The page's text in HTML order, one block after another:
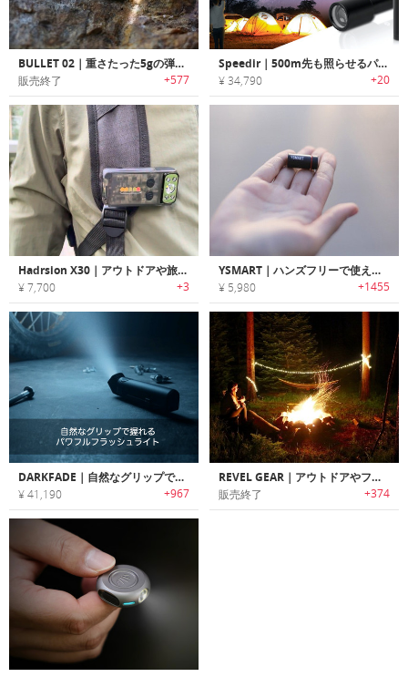
BULLET 02｜重さたった5gの弾丸デザインフラッシュライト「ブレット02」
販売終了 +577
Speedir｜500m先も照らせるパワフル・高輝度ホワイトレーザーフラッシュライト「スピーディアー」
¥ 34,790 +20
Hadrsion X30｜アウトドアや旅行の心強い味方になる、モバイルバッテリーとして使える懐中電灯
¥ 7,700 +3
YSMART｜ハンズフリーで使えるマグネットベース搭載EDCフラッシュライト「Yスマート」
¥ 5,980 +1455
DARKFADE｜自然なグリップで握れるパワフルフラッシュライト「ダークフェイド」
¥ 41,190 +967
REVEL GEAR｜アウトドアやフェスに最適なポータブルLEDロープライト「レベルギア」
販売終了 +374